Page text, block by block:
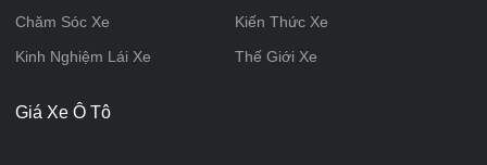
Chăm Sóc Xe
Kinh Nghiệm Lái Xe
Kiến Thức Xe
Thế Giới Xe
Giá Xe Ô Tô